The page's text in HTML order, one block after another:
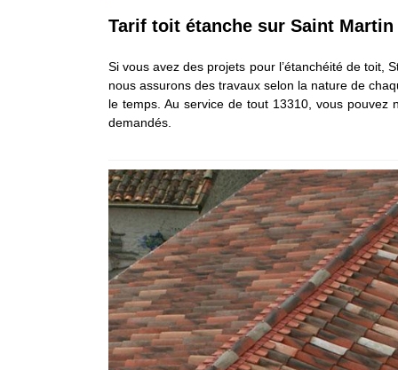
Tarif toit étanche sur Saint Martin
Si vous avez des projets pour l’étanchéité de toit,
nous assurons des travaux selon la nature de
le temps. Au service de tout 13310, vous
demandés.